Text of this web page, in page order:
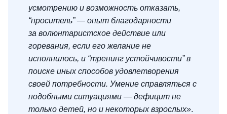
усмотрению и возможность отказать,
“проситель” — опыт благодарности
за волюнтаристское действие или
горевания, если его желание не
исполнилось, и “тренинг устойчивости” в
поиске иных способов удовлетворения
своей потребности. Умение справляться с
подобными ситуациями — дефицит не
только детей, но и некоторых взрослых».